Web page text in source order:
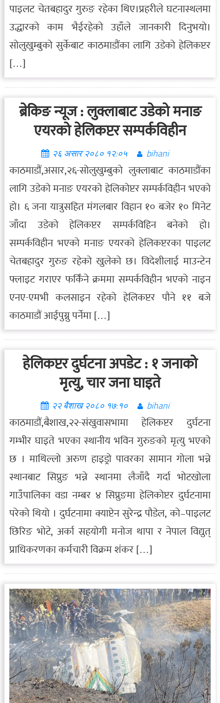
पाइलट चेतबहादुर गुरुङ रहेका थिए।प्रहरीले घटनास्थलमा
उद्धारको काम भैईरहेको उहाँले जानकारी दिनुभयो।
सोलुखुम्बुको सुर्केबाट काठमाडौंका लागि उडेको हेलिकप्टर
[…]
ब्रेकिङ न्यूज : लुक्लाबाट उडेको मनाङ
एयरको हेलिकप्टर सम्पर्कविहीन
२६ असार २०८० १२:०५ bihani
काठमाडौं,असार,२६-सोलुखुम्बुको लुक्लाबाट काठमाडौंका
लागि उडेको मनाङ एयरको हेलिकोप्टर सम्पर्कविहीन भएको
हो। ६ जना यात्रुसहित मंगलबार विहान १० बजेर १० मिनेट
जाँदा उडेको हेलिकप्टर सम्पर्कविहिन बनेको हो।
सम्पर्कविहीन भएको मनाङ एयरको हेलिकप्टरका पाइलट
चेतबहादुर गुरुङ रहेको खुलेको छ। विदेशीलाई माउन्टेन
फ्लाइट गराएर फर्किँने क्रममा सम्पर्कविहीन भएको नाइन
एनए-एमभी कलसाइन रहेको हेलिकप्टर पौने ११ बजे
काठमाडौं आईपुग्नु पर्नेमा […]
हेलिकप्टर दुर्घटना अपडेट : १ जनाको
मृत्यु, चार जना घाइते
२२ बैशाख २०८० १७:१० bihani
काठमाडौं,बैशाख,२२-संखुवासभामा हेलिकप्टर दुर्घटना
गम्भीर घाइते भएका स्थानीय भविन गुरुङको मृत्यु भएको
छ । माथिल्लो अरुण हाइड्रो पावरका सामान गोला भन्ने
स्थानबाट सिप्रुङ भन्ने स्थानमा लैजाँदै गर्दा भोटखोला
गाउँपालिका वडा नम्बर ४ सिप्रुङमा हेलिकोप्टर दुर्घटनामा
परेको थियो । दुर्घटनामा क्याप्टेन सुरेन्द्र पौडेल, को–पाइलट
छिरिङ भोटे, अर्का सहयोगी मनोज थापा र नेपाल विद्युत्
प्राधिकरणका कर्मचारी विक्रम शंकर […]